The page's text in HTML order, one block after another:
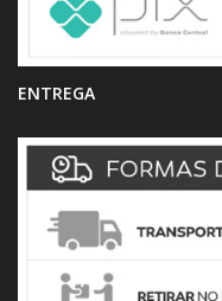
ENTREGA